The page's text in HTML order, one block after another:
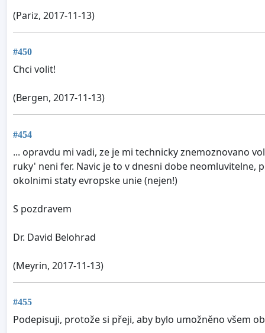
(Pariz, 2017-11-13)
#450
Chci volit!
(Bergen, 2017-11-13)
#454
... opravdu mi vadi, ze je mi technicky znemoznovano
ruky' neni fer. Navic je to v dnesni dobe
okolnimi staty evropske unie (nejen!)
S pozdravem
Dr. David Belohrad
(Meyrin, 2017-11-13)
#455
Podepisuji, protože si přeji, aby bylo umožněno všem